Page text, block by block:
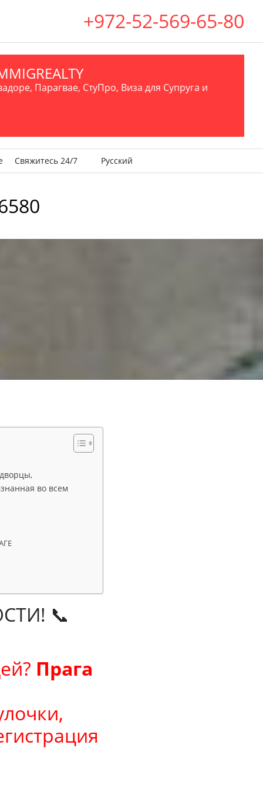
+972-52-569-65-80
Парагвае, СтуПро, Виза для Супруга и
Свяжитесь 24/7 Русский
во всем
📞
Прага